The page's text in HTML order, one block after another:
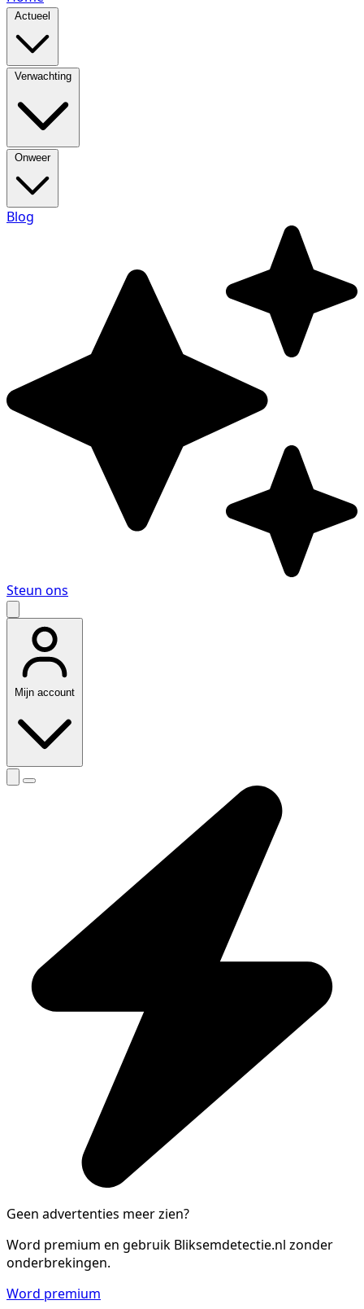
Actueel
Verwachting
Onweer
Blog
Steun ons
Mijn account
Geen advertenties meer zien?
Word premium en gebruik Bliksemdetectie.nl zonder
onderbrekingen.
Word premium